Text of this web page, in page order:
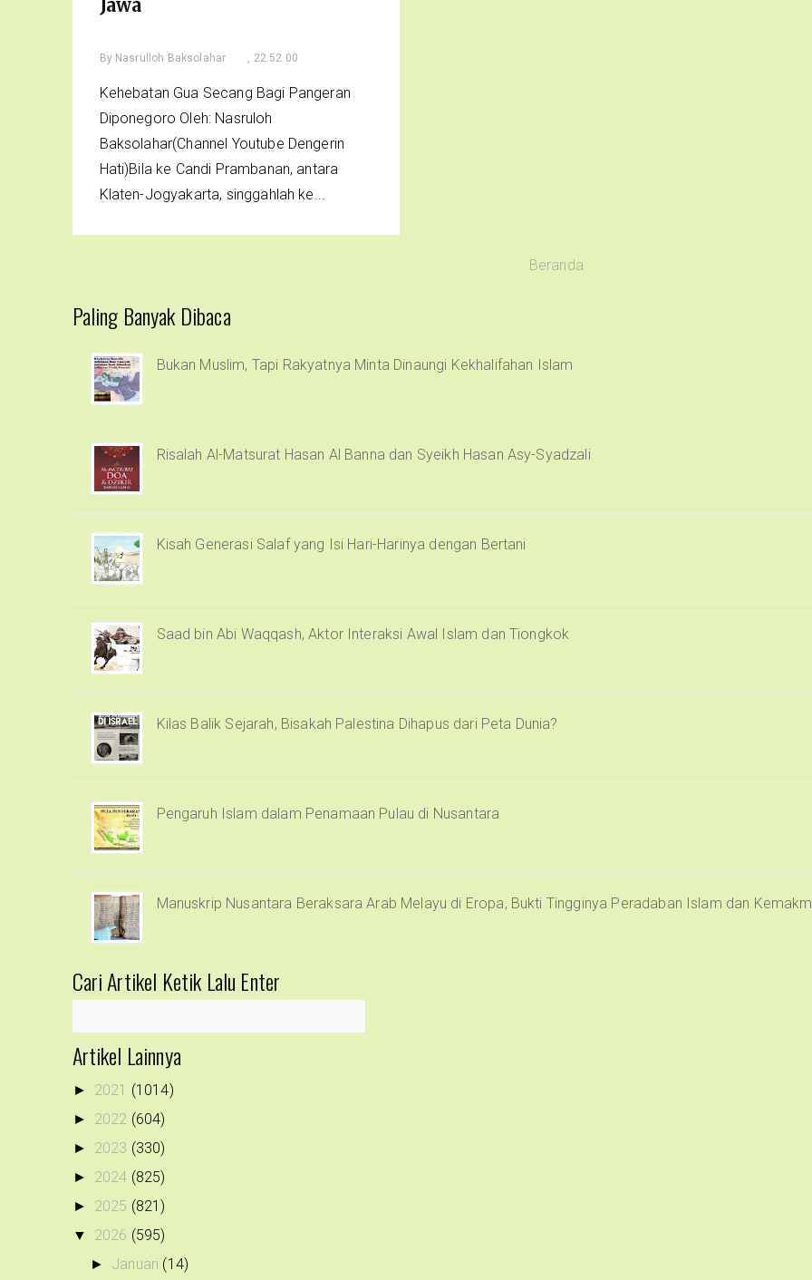
Jawa
By Nasrulloh Baksolahar , 22.52.00
Kehebatan Gua Secang Bagi Pangeran
Diponegoro Oleh: Nasruloh
Baksolahar(Channel Youtube Dengerin
Hati)Bila ke Candi Prambanan, antara
Klaten-Jogyakarta, singgahlah ke...
Beranda
Paling Banyak Dibaca
Bukan Muslim, Tapi Rakyatnya Minta Dinaungi Kekhalifahan Islam
Risalah Al-Matsurat Hasan Al Banna dan Syeikh Hasan Asy-Syadzali
Kisah Generasi Salaf yang Isi Hari-Harinya dengan Bertani
Saad bin Abi Waqqash, Aktor Interaksi Awal Islam dan Tiongkok
Kilas Balik Sejarah, Bisakah Palestina Dihapus dari Peta Dunia?
Pengaruh Islam dalam Penamaan Pulau di Nusantara
Manuskrip Nusantara Beraksara Arab Melayu di Eropa, Bukti Tingginya Peradaban Islam dan
Cari Artikel Ketik Lalu Enter
Artikel Lainnya
► 2021 (1014)
► 2022 (604)
► 2023 (330)
► 2024 (825)
► 2025 (821)
▼ 2026 (595)
► Januari (14)